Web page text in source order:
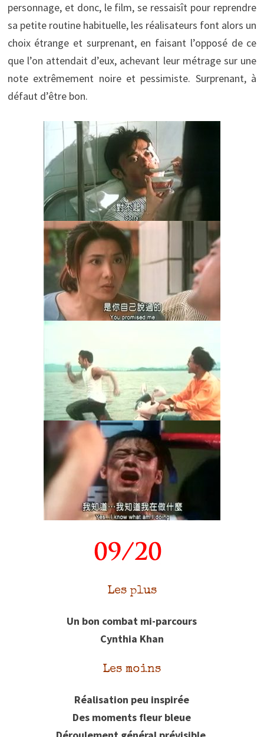
personnage, et donc, le film, se ressaisît pour reprendre
sa petite routine habituelle, les réalisateurs font alors un
choix étrange et surprenant, en faisant l’opposé de ce
que l’on attendait d’eux, achevant leur métrage sur une
note extrêmement noire et pessimiste. Surprenant, à
défaut d’être bon.
Les plus
Un bon combat mi-parcours
Cynthia Khan
Les moins
Réalisation peu inspirée
Des moments fleur bleue